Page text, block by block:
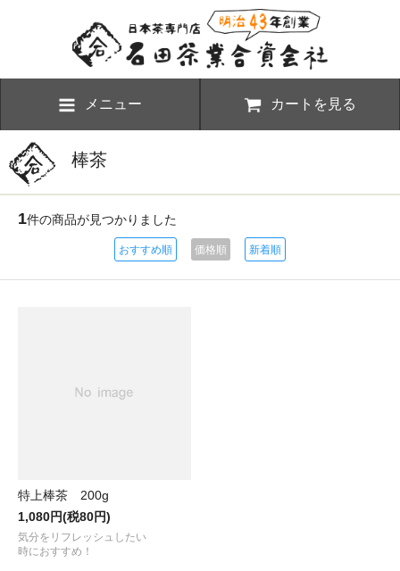
メニュー カートを見る
棒茶
1件の商品が見つかりました
おすすめ順 価格順 新着順
特上棒茶 200g
1,080円(税80円)
気分をリフレッシュしたい
時におすすめ！